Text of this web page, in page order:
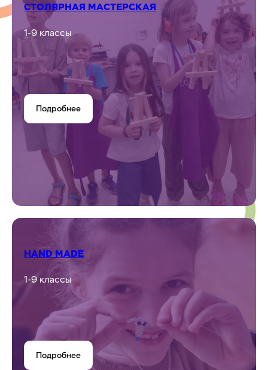
СТОЛЯРНАЯ МАСТЕРСКАЯ
1-9 классы
Подробнее
HAND MADE
1-9 классы
Подробнее